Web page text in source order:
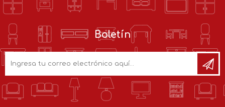
Boletín